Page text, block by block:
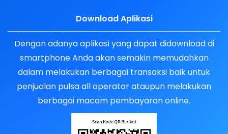
Download Aplikasi
Dengan adanya aplikasi yang dapat didownload di
smartphone Anda akan semakin memudahkan
dalam melakukan berbagai transaksi baik untuk
penjualan pulsa all operator ataupun melakukan
berbagai macam pembayaran online.